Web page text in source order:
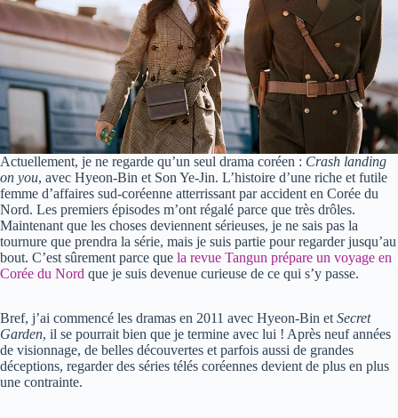
Actuellement, je ne regarde qu’un seul drama coréen : Crash landing
on you, avec Hyeon-Bin et Son Ye-Jin. L’histoire d’une riche et futile
femme d’affaires sud-coréenne atterrissant par accident en Corée du
Nord. Les premiers épisodes m’ont régalé parce que très drôles.
Maintenant que les choses deviennent sérieuses, je ne sais pas la
tournure que prendra la série, mais je suis partie pour regarder jusqu’au
bout. C’est sûrement parce que la revue Tangun prépare un voyage en
Corée du Nord que je suis devenue curieuse de ce qui s’y passe.
Bref, j’ai commencé les dramas en 2011 avec Hyeon-Bin et Secret
Garden, il se pourrait bien que je termine avec lui ! Après neuf années
de visionnage, de belles découvertes et parfois aussi de grandes
déceptions, regarder des séries télés coréennes devient de plus en plus
une contrainte.